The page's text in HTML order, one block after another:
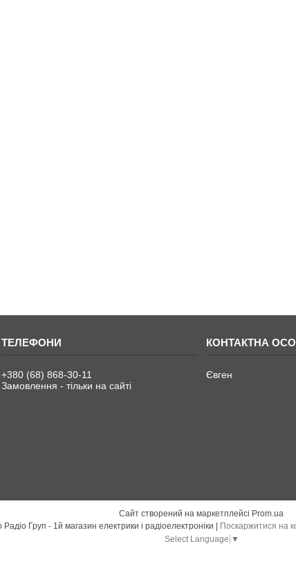
+380 (68) 868-30-11
Замовлення - тільки на сайті
Євген
Сайт створений на маркетплейсі Prom.ua
Поскаржитися на
Select Language ▼